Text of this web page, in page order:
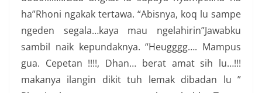
ha”Rhoni ngakak tertawa. “Abisnya, koq lu sampe
ngeden segala…kaya mau ngelahirin”Jawabku
sambil naik kepundaknya. “Heugggg…. Mampus
gua. Cepetan !!!!, Dhan… berat amat sih lu…!!!
makanya ilangin dikit tuh lemak dibadan lu ”